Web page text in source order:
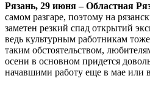
Рязань, 29 июня – Областная
самом разгаре, поэтому на
заметен резкий спад открытий
ведь культурным работникам
таким обстоятельством,
осени в основном придется
начавшими работу еще в мае или